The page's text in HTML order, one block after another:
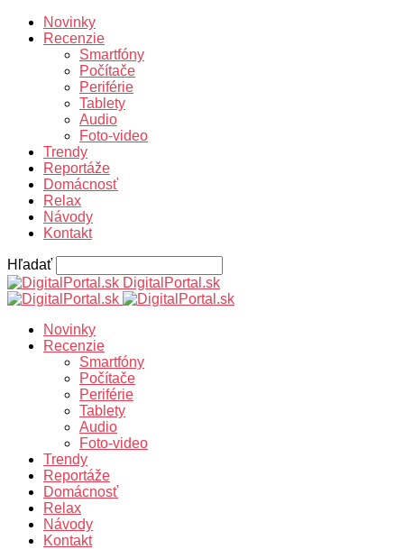
Novinky
Recenzie
Smartfóny
Počítače
Periférie
Tablety
Audio
Foto-video
Trendy
Reportáže
Domácnosť
Relax
Návody
Kontakt
Hľadať
DigitalPortal.sk
Novinky
Recenzie
Smartfóny
Počítače
Periférie
Tablety
Audio
Foto-video
Trendy
Reportáže
Domácnosť
Relax
Návody
Kontakt